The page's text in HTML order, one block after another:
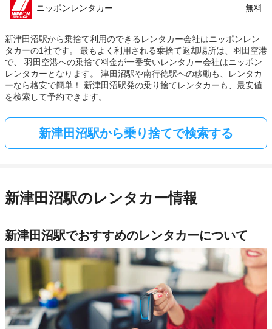
ニッポンレンタカー 無料
新津田沼駅から乗捨て利用のできるレンタカー会社はニッポンレン
タカーの1社です。 最もよく利用される乗捨て返却場所は、羽田空港
で、 羽田空港への乗捨て料金が一番安いレンタカー会社はニッポン
レンタカーとなります。 津田沼駅や南行徳駅への移動も、レンタカ
ーなら格安で簡単！ 新津田沼駅発の乗り捨てレンタカーも、最安値
を検索して予約できます。
新津田沼駅から乗り捨てで検索する
新津田沼駅のレンタカー情報
新津田沼駅でおすすめのレンタカーについて